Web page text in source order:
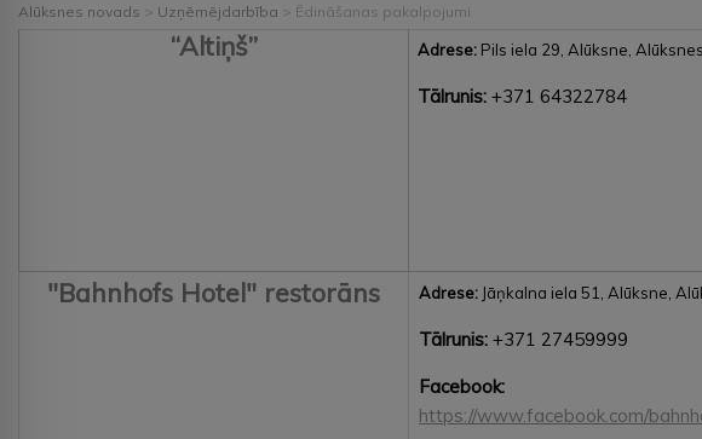
Alūksnes novads > Uzņēmējdarbība > Ēdināšanas pakalpojumi
“Altiņš” Adrese: Pils iela 29, Alūksne,
Tālrunis:+371 64322784
"Bahnhofs Hotel" restorāns Adrese: Jāņkalna iela 51, Alūksne,
Tālrunis: +371 27459999
Facebook:
https://www.facebook.com/